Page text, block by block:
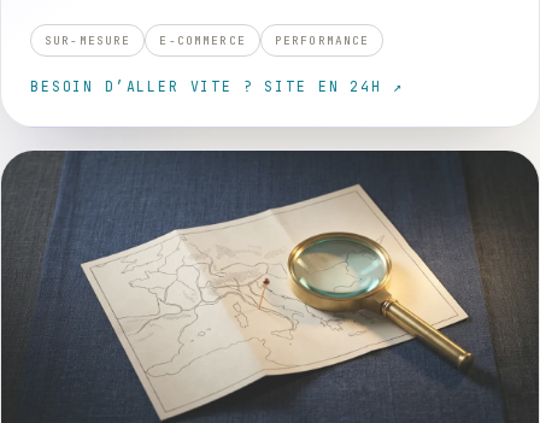
SUR-MESURE E-COMMERCE PERFORMANCE
BESOIN D’ALLER VITE ? SITE EN 24H ↗